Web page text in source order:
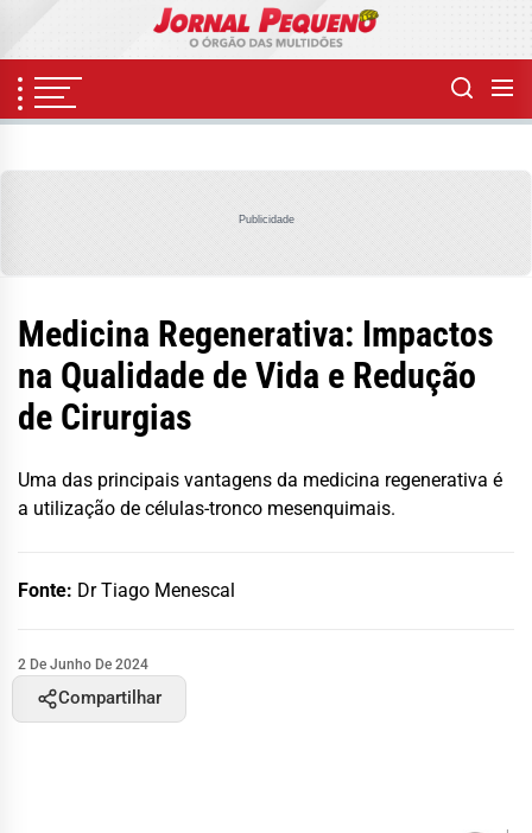
content
Publicidade
Medicina Regenerativa: Impactos
na Qualidade de Vida e Redução
de Cirurgias
Uma das principais vantagens da medicina regenerativa é
a utilização de células-tronco mesenquimais.
Fonte: Dr Tiago Menescal
2 De Junho De 2024
Compartilhar